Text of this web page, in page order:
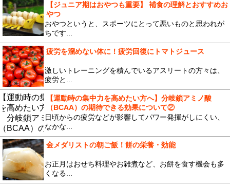
【ジュニア期はおやつも重要】 補食の理解とおすすめお
やつ
おやつというと、スポーツにとって悪いものと思われが
ちです...
疲労を溜めない体に！疲労回復にトマトジュース
激しいトレーニングを積んでいるアスリートの方々は、
疲労と...
【運動時の集中力を高めたい方へ】分岐鎖アミノ酸
（BCAA）の期待できる効果について②
日頃からの疲労などが影響してパワー発揮がしにくい、
なかな...
金メダリストの朝ご飯！餅の栄養・効能
お正月はおせち料理やお雑煮など、お餅を食す機会も多
くなる...